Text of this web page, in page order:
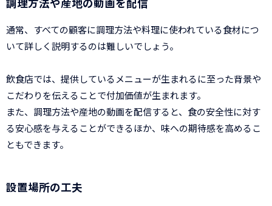
通常、すべての顧客に調理方法や料理に使われている食材につ
いて詳しく説明するのは難しいでしょう。
飲食店では、提供しているメニューが生まれるに至った背景や
こだわりを伝えることで付加価値が生まれます。
また、調理方法や産地の動画を配信すると、食の安全性に対す
る安心感を与えることができるほか、味への期待感を高めるこ
ともできます。
設置場所の工夫